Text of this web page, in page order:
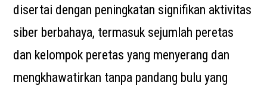
disertai dengan peningkatan signifikan aktivitas
siber berbahaya, termasuk sejumlah peretas
dan kelompok peretas yang menyerang dan
mengkhawatirkan tanpa pandang bulu yang